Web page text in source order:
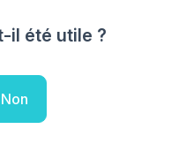
il été utile ?
Non